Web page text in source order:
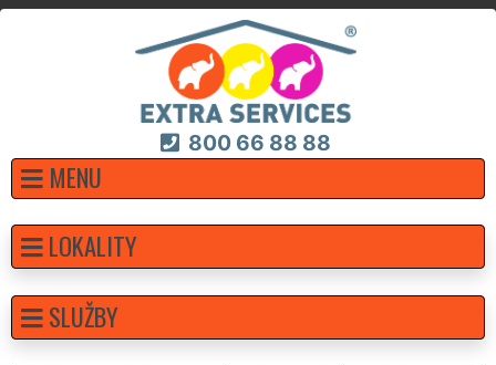
800 66 88 88
MENU
LOKALITY
SLUŽBY